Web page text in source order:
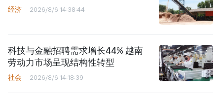
经济 2026/8/6 14:38:44
科技与金融招聘需求增长44% 越南
劳动力市场呈现结构性转型
社会 2026/8/6 14:18:39